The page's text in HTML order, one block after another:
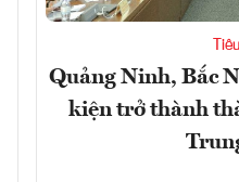
Quảng Ninh, Bắc
kiện trở thành